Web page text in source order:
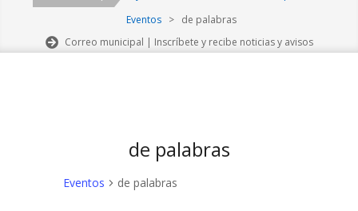
Eventos > de palabras
Correo municipal | Inscríbete y recibe noticias y avisos
de palabras
Eventos de palabras